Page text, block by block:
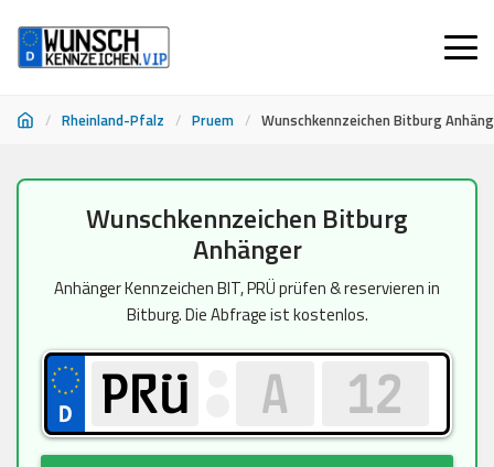
/ Rheinland-Pfalz / Pruem / Wunschkennzeichen Bitburg
Wunschkennzeichen Bitburg
Anhänger
Anhänger Kennzeichen BIT, PRÜ prüfen & reservieren in
Bitburg. Die Abfrage ist kostenlos.